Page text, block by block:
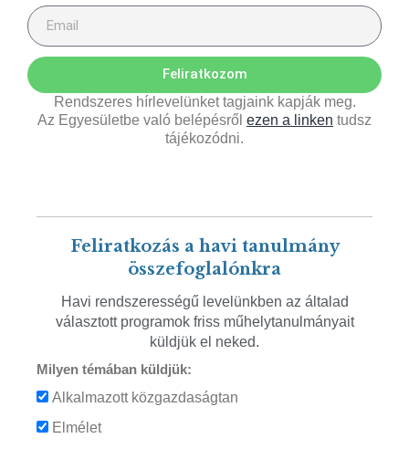
Feliratkozom
Rendszeres hírlevelünket tagjaink kapják meg.
Az Egyesületbe való belépésről ezen a linken tudsz
tájékozódni.
Feliratkozás a havi tanulmány
összefoglalónkra
Havi rendszerességű levelünkben az általad
választott programok friss műhelytanulmányait
küldjük el neked.
Milyen témában küldjük:
Alkalmazott közgazdaságtan
Elmélet